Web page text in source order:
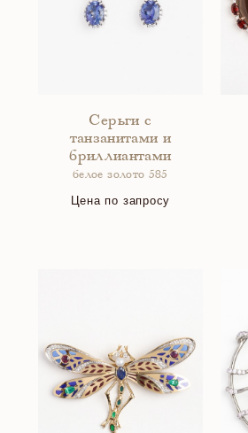
Серьги с
танзанитами и
бриллиантами
белое золото 585
Цена по запросу